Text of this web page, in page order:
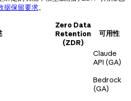
据保留要求。
Zero Data
Retention
(ZDR)
可用性
Claude
API (GA)
Bedrock
(GA)